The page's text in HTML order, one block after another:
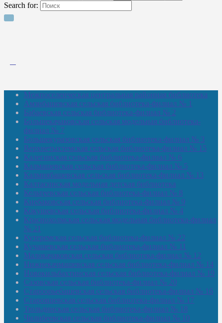
Search for:
Межпоселенческая центральная районная библиотека
Амзибашевская сельская библиотека-филиал № 1
Бабаевская сельская библиотека-филиал № 2
Большекачаковская сельская модельная библиотека-
филиал № 7
Большекуразовская сельская библиотека-филиал № 3
Верхнетыхтемская сельская библиотека-филиал № 15
Калегинская сельская библиотека-филиал № 6
Калмашевская сельская библиотека-филиал № 5
Калмиябашевская сельская библиотека-филиал № 13
Калтасинская модельная детская библиотека
Кельтеевская сельская библиотека-филиал № 8
Киебаковская сельская библиотека-филиал № 9
Кокушевская сельская библиотека-филиал № 4
Краснохолмская сельская модельная библиотека-филиал
№ 21
Кутеремская сельская библиотека-филиал № 22
Кучашевская сельская библиотека-филиал № 11
Малокачаковская сельская библиотека-филиал № 12
Нижнекачмашевская сельская библиотека-филиал № 14
Новокильбахтинская сельская библиотека-филиал № 19
Сазовская сельская библиотека-филиал № 20
Староорьебашевская сельская библиотека-филиал № 16
Старояшевская сельская библиотека-филиал № 17
Тюльдинская сельская библиотека-филиал № 18
Чилибеевская сельская библиотека-филиал № 10